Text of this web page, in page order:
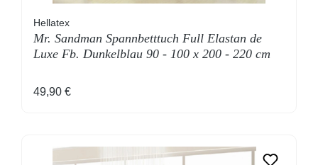
Hellatex
Mr. Sandman Spannbetttuch Full Elastan de
Luxe Fb. Dunkelblau 90 - 100 x 200 - 220 cm
Regulärer Preis:
49,90 €